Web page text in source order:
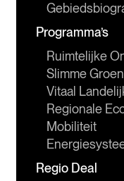
Programma’s
Ruimtelijke
Slimme
Vitaal
Regionale
Mobiliteit
Regio Deal